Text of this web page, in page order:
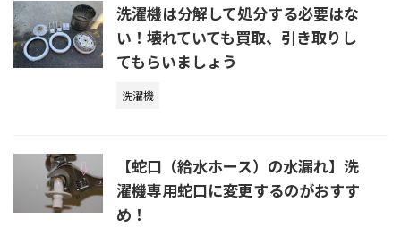
洗濯機は分解して処分する必要はな
い！壊れていても買取、引き取りし
てもらいましょう
洗濯機
【蛇口（給水ホース）の水漏れ】洗
濯機専用蛇口に変更するのがおすす
め！